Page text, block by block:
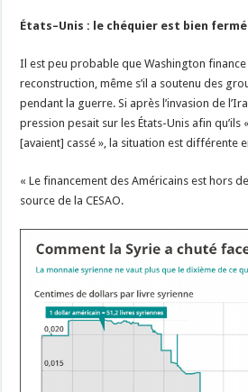
États–Unis : le chéquier est bien fermé
Il est peu probable que Washington
reconstruction, même s’il a soutenu des
pendant la guerre. Si après l’invasion de
pression pesait sur les États-Unis afin qu’ils
[avaient] cassé », la situation est différente
« Le financement des Américains est hors
source de la CESAO.